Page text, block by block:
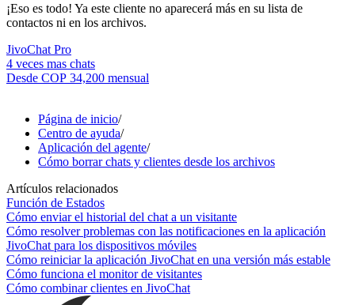
¡Eso es todo! Ya este cliente no aparecerá más en su lista de
contactos ni en los archivos.
JivoChat Pro
4 veces mas chats
Desde COP 34,200 mensual
Página de inicio/
Centro de ayuda/
Aplicación del agente/
Cómo borrar chats y clientes desde los archivos
Artículos relacionados
Función de Estados
Cómo enviar el historial del chat a un visitante
Cómo resolver problemas con las notificaciones en la aplicación
JivoChat para los dispositivos móviles
Cómo reiniciar la aplicación JivoChat en una versión más estable
Cómo funciona el monitor de visitantes
Cómo combinar clientes en JivoChat